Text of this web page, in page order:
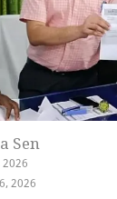
Sen
2026
2026